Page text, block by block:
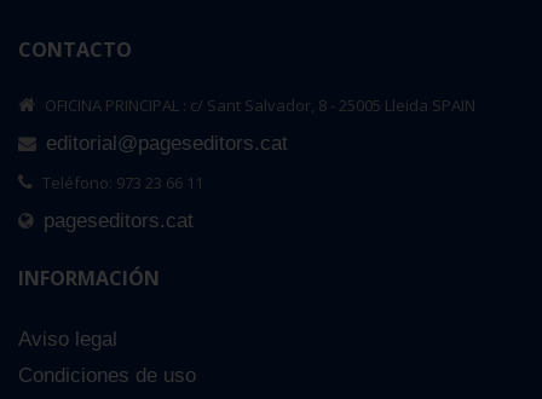
CONTACTO
OFICINA PRINCIPAL : c/ Sant Salvador, 8 - 25005 Lleida SPAIN
editorial@pageseditors.cat
Teléfono: 973 23 66 11
pageseditors.cat
INFORMACIÓN
Aviso legal
Condiciones de uso